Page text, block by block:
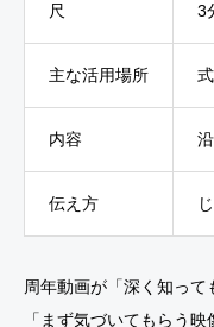
尺 3
主な活用場所
内容
伝え方
周年動画が「深く知っ
「まず気づいてもらう映